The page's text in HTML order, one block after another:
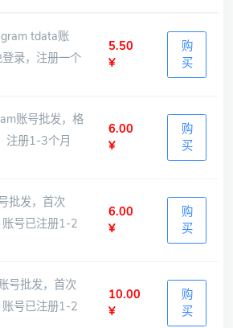
tdata账
录，注册一个
5.50
¥
购
买
账号批发，格
注册1-3个月
6.00
¥
购
买
批发，首次
号已注册1-2
6.00
¥
购
买
号批发，首次
号已注册1-2
10.00
¥
购
买